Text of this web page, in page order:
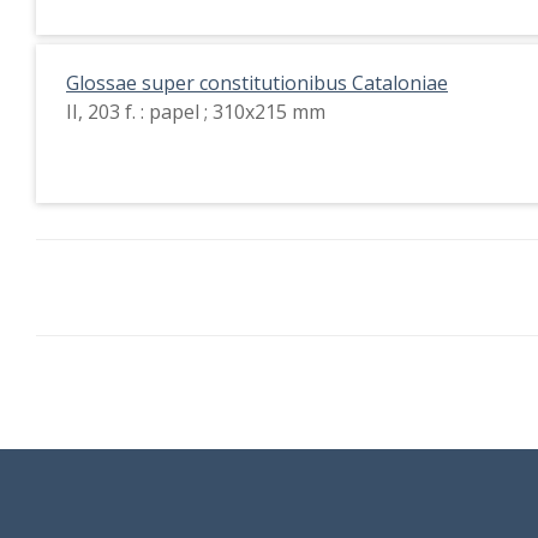
Glossae super constitutionibus Cataloniae
II, 203 f. : papel ; 310x215 mm